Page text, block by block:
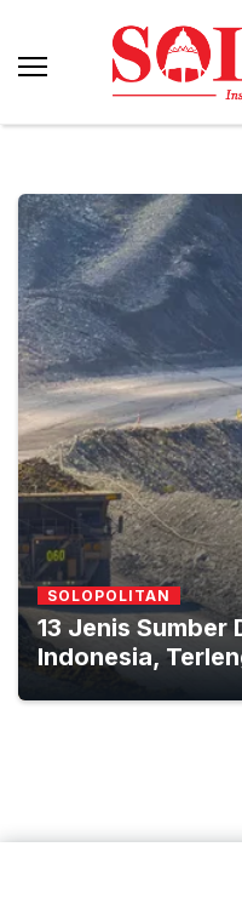
SOLOPOLITAN
13 Jenis Sumber
Indonesia,